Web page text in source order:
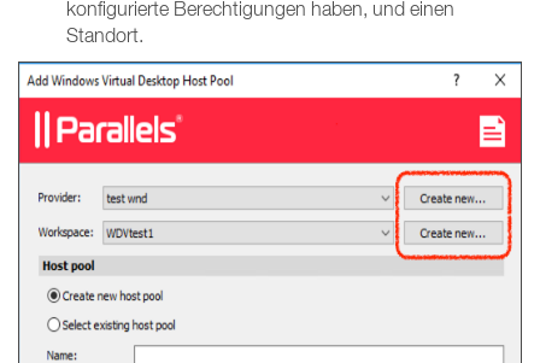
konfigurierte Berechtigungen haben, und einen
Standort.